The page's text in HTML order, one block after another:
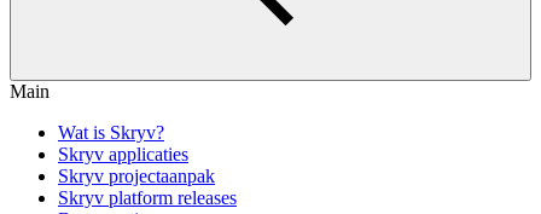
Main
Wat is Skryv?
Skryv applicaties
Skryv projectaanpak
Skryv platform releases